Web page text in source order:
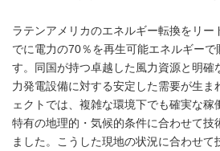
ラテンアメリカのエネルギー転換をリー
でに電力の70％を再生可能エネルギーで
す。同国が持つ卓越した風力資源と明確
力発電設備に対する安定した需要が生ま
ェクトでは、複雑な環境下でも確実な稼
特有の地理的・気候的条件に合わせて技
ました。こうした現地の状況に合わせて